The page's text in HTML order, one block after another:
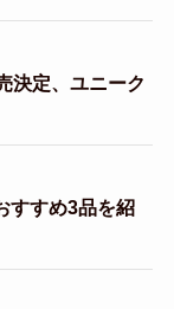
決定、ユニーク
すすめ3品を紹